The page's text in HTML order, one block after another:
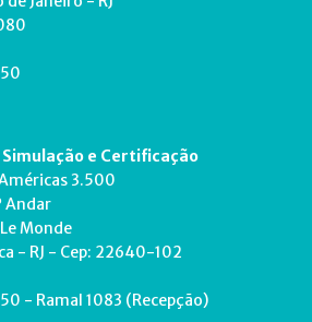
e Certificação
3.500
Andar
Monde
- RJ - Cep: 22640-102
- Ramal 1083 (Recepção)